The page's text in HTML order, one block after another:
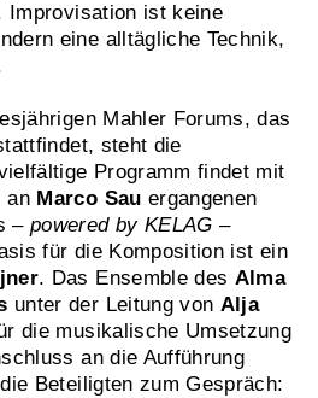
Improvisation ist keine
eine alltägliche Technik,
Mahler Forums, das
steht die
Programm findet mit
an Marco Sau ergangenen
– powered by KELAG –
für die Komposition ist ein
. Das Ensemble des Alma
unter der Leitung von Alja
die musikalische Umsetzung
an die Aufführung
Beteiligten zum Gespräch: